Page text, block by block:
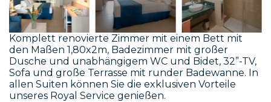
Komplett renovierte Zimmer mit einem Bett mit
den Maßen 1,80x2m, Badezimmer mit großer
Dusche und unabhängigem WC und Bidet, 32”-TV,
Sofa und große Terrasse mit runder Badewanne. In
allen Suiten können Sie die exklusiven Vorteile
unseres Royal Service genießen.